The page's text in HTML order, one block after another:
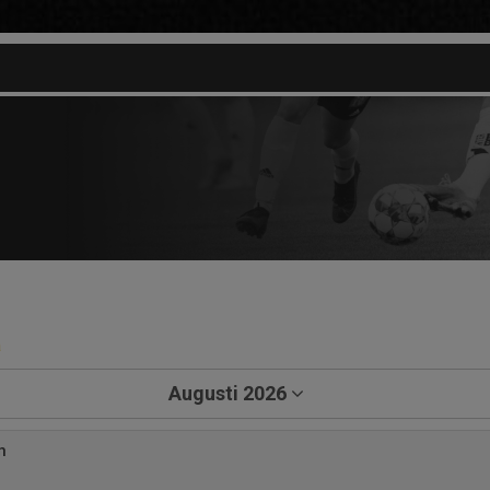
Augusti 2026